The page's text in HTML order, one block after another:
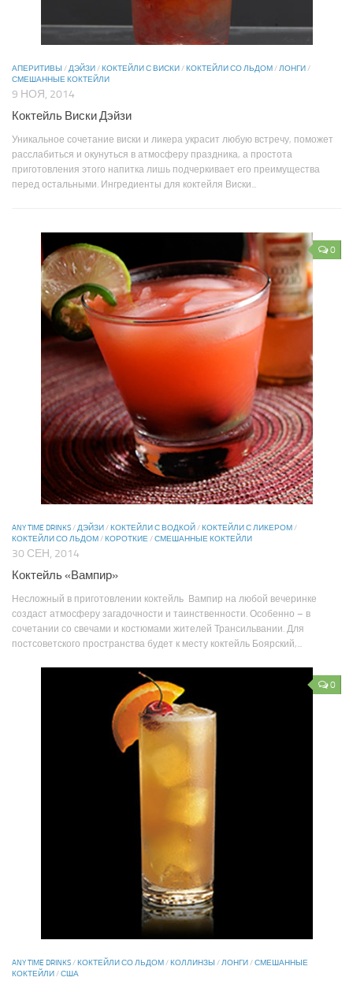
АПЕРИТИВЫ /ДЭЙЗИ/КОКТЕЙЛИ С ВИСКИ/КОКТЕЙЛИ СО ЛЬДОМ/ЛОНГИ/
СМЕШАННЫЕ КОКТЕЙЛИ
9 НОЯ, 2014
Коктейль Виски Дэйзи
Уникальное сочетание виски и ликера украсит любую встречу, поможет
расслабиться и окунуться в атмосферу праздника, а простота
приготовления этого напитка лишь подчеркивает его преимущества
перед остальными. Ингредиенты для коктейля Виски...
0
ANY TIME DRINKS/ДЭЙЗИ/КОКТЕЙЛИ С ВОДКОЙ/КОКТЕЙЛИ С ЛИКЕРОМ/
КОКТЕЙЛИ СО ЛЬДОМ/КОРОТКИЕ/СМЕШАННЫЕ КОКТЕЙЛИ
30 СЕН, 2014
Коктейль «Вампир»
Несложный в приготовлении коктейль Вампир на любой вечеринке
создаст атмосферу загадочности и таинственности. Особенно – в
сочетании со свечами и костюмами жителей Трансильвании. Для
постсоветского пространства будет к месту коктейль Боярский,...
0
ANY TIME DRINKS/КОКТЕЙЛИ СО ЛЬДОМ/КОЛЛИНЗЫ /ЛОНГИ/СМЕШАННЫЕ
КОКТЕЙЛИ/США